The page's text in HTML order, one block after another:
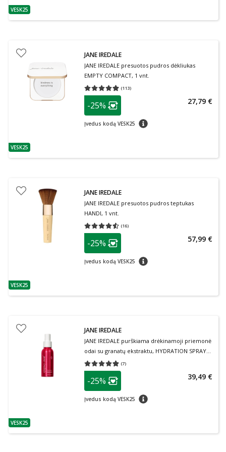
patarimas
VESK25
patarimas
VESK25
JANE IREDALE
JANE IREDALE presuotos pudros dėkliukas
EMPTY COMPACT, 1 vnt.
(113)
Vidutinis įvertinimas 4.91
patarimas
Lojalumo klubo narių nuolaida
-25%
Įvedus kodą VESK25 patarimas
27,79 €
patarimas
VESK25
JANE IREDALE
JANE IREDALE presuotos pudros teptukas
HANDI, 1 vnt.
(16)
Vidutinis įvertinimas 4.50
patarimas
Lojalumo klubo narių nuolaida
-25%
Įvedus kodą VESK25 patarimas
57,99 €
patarimas
VESK25
JANE IREDALE
JANE IREDALE purškiama drėkinamoji priemonė
odai su granatų ekstraktu, HYDRATION SPRAY
POMMIST, 90 ml
(7)
Vidutinis įvertinimas 4.86
patarimas
Lojalumo klubo narių nuolaida
-25%
Įvedus kodą VESK25 patarimas
39,49 €